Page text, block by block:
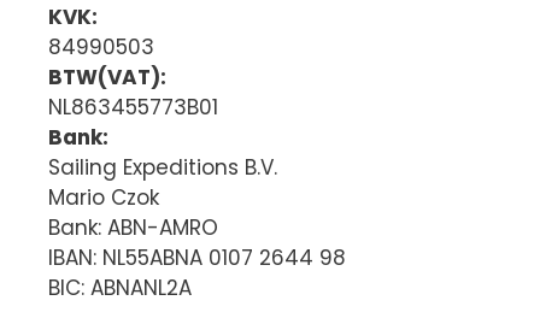
KVK:
84990503
BTW(VAT):
NL863455773B01
Bank:
Sailing Expeditions B.V.
Mario Czok
Bank: ABN-AMRO
IBAN: NL55ABNA 0107 2644 98
BIC: ABNANL2A